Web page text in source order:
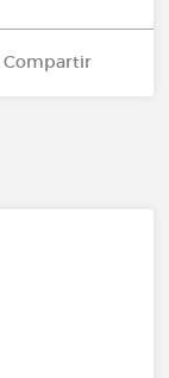
Compartir